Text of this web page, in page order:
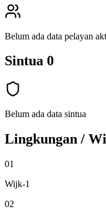
Belum ada data pelayan
Sintua 0
Belum ada data sintua
Lingkungan /
01
Wijk-1
02